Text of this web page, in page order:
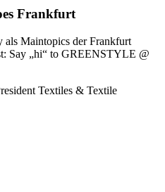
Frankfurt
als Maintopics der Frankfurt
Say „hi“ to GREENSTYLE @
Textiles & Textile